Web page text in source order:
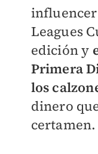
Leagues
edición y
Primera
los
dinero
certamen.